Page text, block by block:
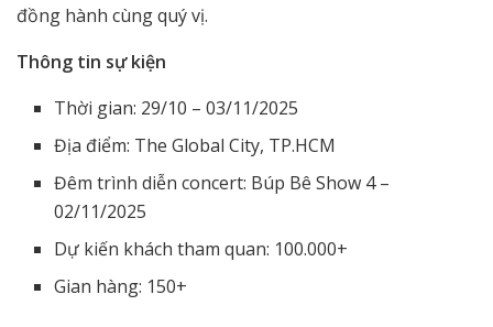
đồng hành cùng quý vị.
Thông tin sự kiện
Thời gian: 29/10 – 03/11/2025
Địa điểm: The Global City, TP.HCM
Đêm trình diễn concert: Búp Bê Show 4 –
02/11/2025
Dự kiến khách tham quan: 100.000+
Gian hàng: 150+